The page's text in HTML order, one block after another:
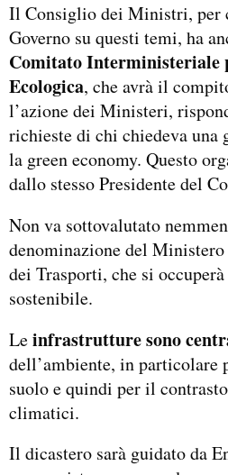
Il Consiglio dei Ministri, per
Governo su questi temi, ha
Comitato Interministeriale
Ecologica, che avrà il
l’azione dei Ministeri,
richieste di chi chiedeva una
la green economy. Questo
dallo stesso Presidente del
Non va sottovalutato
denominazione del
dei Trasporti, che si
sostenibile.
Leinfrastrutture sono
dell’ambiente, in particolare
suolo e quindi per il
climatici.
Il dicastero sarà guidato da